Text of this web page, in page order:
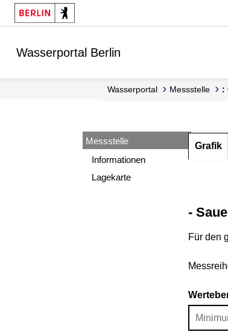
Springe zur Navigation
Springe zum Inhalt
Wasserportal Berlin
Wasserportal Messstelle :
Messstelle
Informationen
Lagekarte
Grafik
-
Für den